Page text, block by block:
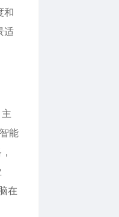
和
适
能
在